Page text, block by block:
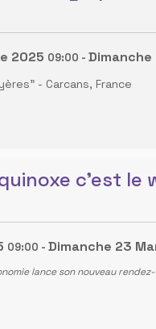
2025 09:00 -
- Carcans, France
c'est le
09:00 - Dimanche 23
lance son nouveau